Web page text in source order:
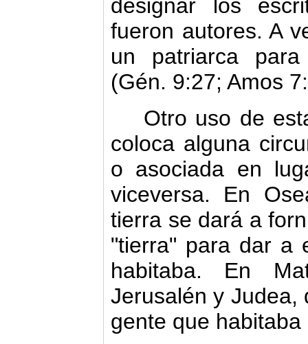
designar los
fueron autores. A
un patriarca
(Gén. 9:27; Amos
Otro uso de
coloca al­guna
o asociada en
viceversa. En
tierra se dará a
"tierra" para dar a
habi­taba. En
Jerusalén y Judea,
gente que